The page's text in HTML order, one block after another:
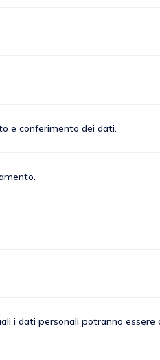
e conferimento dei dati.
i dati personali potranno essere